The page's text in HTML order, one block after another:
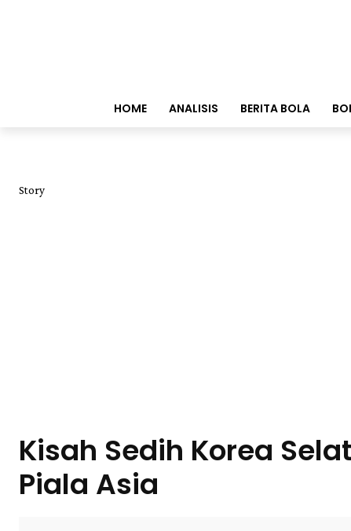
HOME ANALISIS BERITA BOLA
Story
Kisah Sedih Korea
Piala Asia